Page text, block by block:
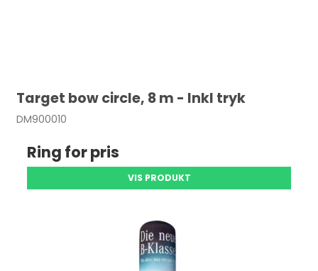
Target bow circle, 8 m - Inkl tryk
DM900010
Ring for pris
VIS PRODUKT